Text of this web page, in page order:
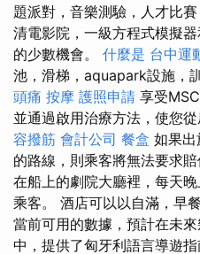
題派對，音樂測驗，人才比
清電影院，一級方程式模擬
的少數機會。 什麼是 台中運
池，滑梯，aquapark設施，
頭痛 按摩 護照申請 享受MSC
並通過啟用治療方法，使您
容撥筋 會計公司 餐盒 如果
的路線，則乘客將無法要求賠
在船上的劇院大廳裡，每天
乘客。 酒店可以以自滿，早
當前可用的數據，預計在未
中，提供了匈牙利語言導遊